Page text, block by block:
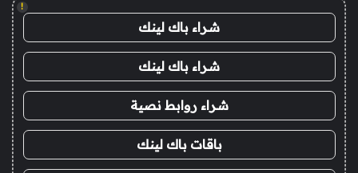
!
شراء باك لينك
شراء باك لينك
شراء روابط نصية
باقات باك لينك